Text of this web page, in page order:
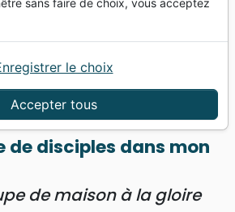
créer de nouvelle commande
States).
Eglise
Cellules de maison
disciples dans mon salon - Vivre
à la gloire de Dieu
de disciples dans mon
de maison à la gloire
sans faire de choix, vous acceptez
Accepter tous
le choix